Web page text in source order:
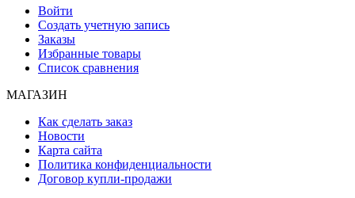
Войти
Создать учетную запись
Заказы
Избранные товары
Список сравнения
МАГАЗИН
Как сделать заказ
Новости
Карта сайта
Политика конфиденциальности
Договор купли-продажи